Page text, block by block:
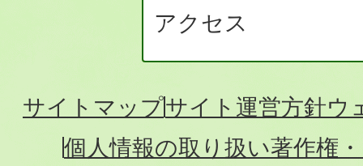
アクセス
サイトマップサイト運営方針ウ
個人情報の取り扱い著作権